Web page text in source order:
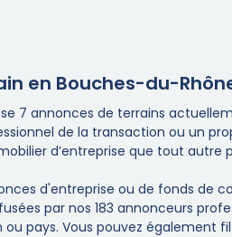
en Bouches-du-
7 annonces de terrains
de la transaction ou un
d’entreprise que tout
d'entreprise ou de fonds de
par nos 183 annonceurs
pays. Vous pouvez également